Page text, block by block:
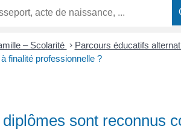
– Scolarité > Parcours éducatifs
finalité professionnelle ?
sont reconnus